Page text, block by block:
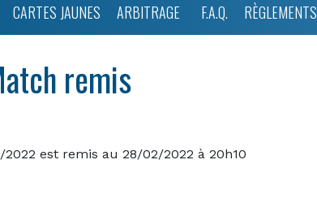
CARTES JAUNES ARBITRAGE F.A.Q. RÈGLEMENTS
remis
est remis au 28/02/2022 à 20h10